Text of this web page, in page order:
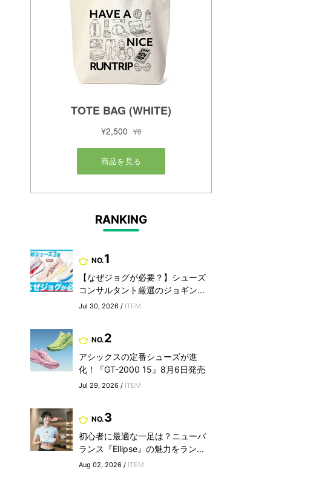
RANKING
NO.1
【なぜジョグが必要？】シューズ
コンサルタント厳選のジョギン...
Jul 30, 2026 / ITEM
NO.2
アシックスの定番シューズが進
化！『GT-2000 15』8月6日発売
Jul 29, 2026 / ITEM
NO.3
初心者に最適な一足は？ニューバ
ランス『Ellipse』の魅力をラン...
Aug 02, 2026 / ITEM